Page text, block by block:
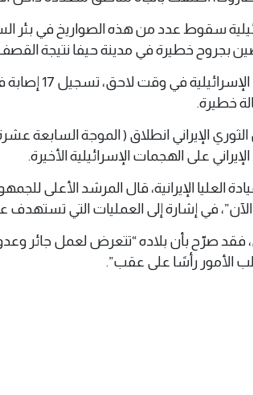
12 الإسرائيلية سقوط عدد من هذه الصواريخ
بجروح خطيرة في مدينة حيفا نتيجة
وذكرت هيئة
خطيرة.
على الهجمات الإسرائيلية الأخيرة.
العليا الإيرانية، قال المرشد الأعلى
في إشارة إلى العمليات التي تستهدف
فقد صرّح بأن بلاده “تتعرض لعمل جائر
الأمور رأسًا على عقب”.